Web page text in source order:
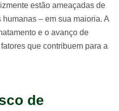
estão ameaçadas de
– em sua maioria. A
e o avanço de
que contribuem para a
de